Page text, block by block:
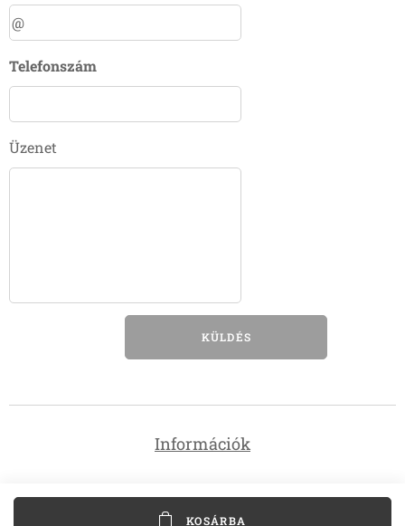
KOSÁRBA
Telefonszám
Üzenet
KÜLDÉS
Információk